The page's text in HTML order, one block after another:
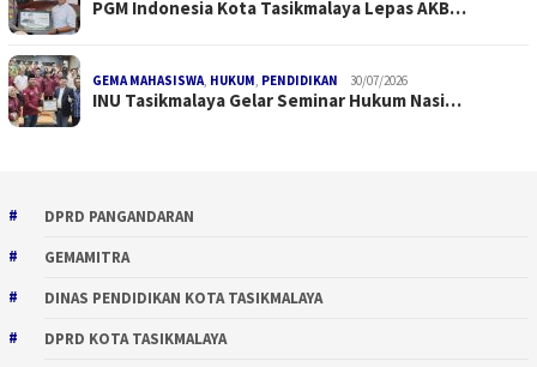
PGM Indonesia Kota Tasikmalaya Lepas AKB…
GEMA MAHASISWA HUKUM PENDIDIKAN 30/07/2026
INU Tasikmalaya Gelar Seminar Hukum Nasi…
DPRD PANGANDARAN
GEMAMITRA
DINAS PENDIDIKAN KOTA TASIKMALAYA
DPRD KOTA TASIKMALAYA